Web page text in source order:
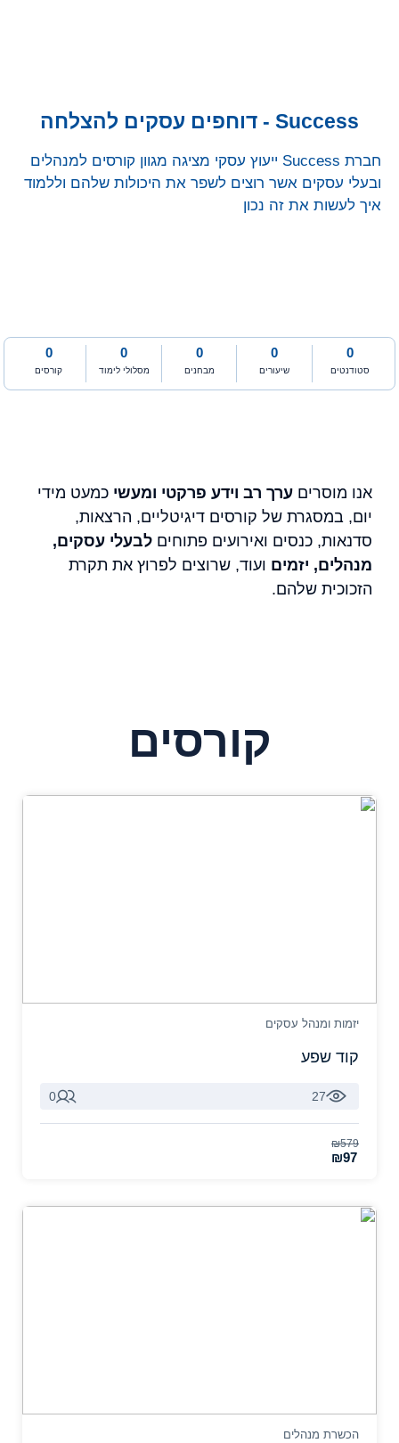
Success - דוחפים עסקים להצלחה
חברת Success ייעוץ עסקי מציגה מגוון קורסים למנהלים
ובעלי עסקים אשר רוצים לשפר את היכולות שלהם וללמוד
איך לעשות את זה נכון
סטודנטים
0
שיעורים
0
מבחנים
0
מסלולי לימוד
0
קורסים
0
אנו מוסרים ערך רב וידע פרקטי ומעשי כמעט מידי
יום, במסגרת של קורסים דיגיטליים, הרצאות,
סדנאות, כנסים ואירועים פתוחים לבעלי עסקים,
מנהלים, יזמים ועוד, שרוצים לפרוץ את תקרת
הזכוכית שלהם.
קורסים
יזמות ומנהל עסקים
קוד שפע
27
0
₪579
₪97
הכשרת מנהלים